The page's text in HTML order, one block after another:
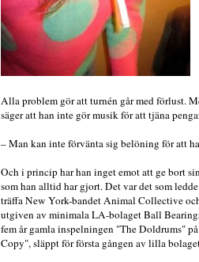
Alla problem gör att turnén går med förlust.
säger att han inte gör musik för att tjäna
– Man kan inte förvänta sig belöning för att
Och i princip har han inget emot att ge bort
som han alltid har gjort. Det var det som
träffa New York-bandet Animal Collective
utgiven av minimala LA-bolaget Ball
fem år gamla inspelningen "The Doldrums"
Copy", släppt för första gången av lilla